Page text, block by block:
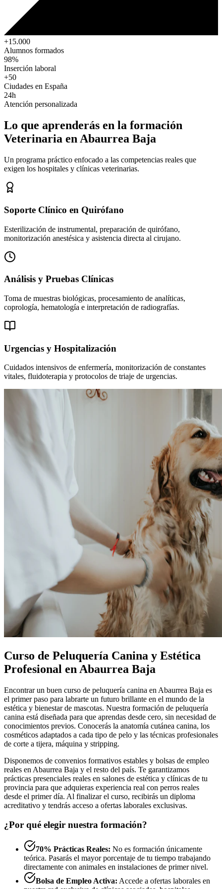
+15.000
Alumnos formados
98%
Inserción laboral
+50
Ciudades en España
24h
Atención personalizada
Lo que aprenderás en la formación
Veterinaria en Abaurrea Baja
Un programa práctico enfocado a las competencias reales que
exigen los hospitales y clínicas veterinarias.
Soporte Clínico en Quirófano
Esterilización de instrumental, preparación de quirófano,
monitorización anestésica y asistencia directa al cirujano.
Análisis y Pruebas Clínicas
Toma de muestras biológicas, procesamiento de analíticas,
coprología, hematología e interpretación de radiografías.
Urgencias y Hospitalización
Cuidados intensivos de enfermería, monitorización de constantes
vitales, fluidoterapia y protocolos de triaje de urgencias.
Curso de Peluquería Canina y Estética
Profesional en Abaurrea Baja
Encontrar un buen curso de peluquería canina en Abaurrea Baja es
el primer paso para labrarte un futuro brillante en el mundo de la
estética y bienestar de mascotas. Nuestra formación de peluquería
canina está diseñada para que aprendas desde cero, sin necesidad de
conocimientos previos. Conocerás la anatomía cutánea canina, los
cosméticos adaptados a cada tipo de pelo y las técnicas profesionales
de corte a tijera, máquina y stripping.
Disponemos de convenios formativos estables y bolsas de empleo
reales en Abaurrea Baja y el resto del país. Te garantizamos
prácticas presenciales reales en salones de estética y clínicas de tu
provincia para que adquieras experiencia real con perros reales
desde el primer día. Al finalizar el curso, recibirás un diploma
acreditativo y tendrás acceso a ofertas laborales exclusivas.
¿Por qué elegir nuestra formación?
70% Prácticas Reales: No es formación únicamente
teórica. Pasarás el mayor porcentaje de tu tiempo trabajando
directamente con animales en instalaciones de primer nivel.
Bolsa de Empleo Activa: Accede a ofertas laborales en